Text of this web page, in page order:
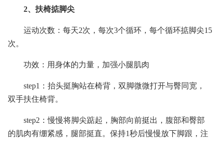
2、扶椅掂脚尖
运动次数：每天2次，每次3个循环，每个循环掂脚尖15
次。
功效：用身体的力量，加强小腿肌肉
step1：抬头挺胸站在椅背，双脚微微打开与臀同宽，
双手扶住椅背。
step2：慢慢将脚尖踮起，胸部向前挺出，腹部和臀部
的肌肉有绷紧感，腿部挺直。保持1秒后慢慢放下脚跟，注